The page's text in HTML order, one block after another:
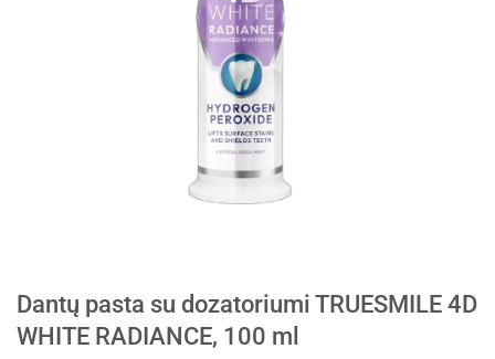
Dantų pasta su dozatoriumi TRUESMILE 4D
WHITE RADIANCE, 100 ml